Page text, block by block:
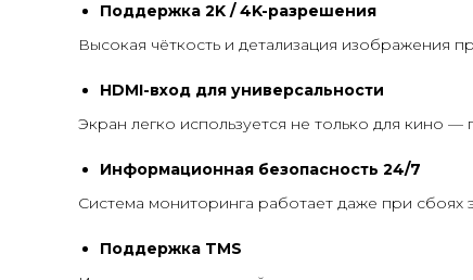
Поддержка 2K / 4K-разрешения
Высокая чёткость и детализация изображения
HDMI-вход для универсальности
Экран легко используется не только для кино
Информационная безопасность 24/7
Система мониторинга работает даже при
Поддержка TMS